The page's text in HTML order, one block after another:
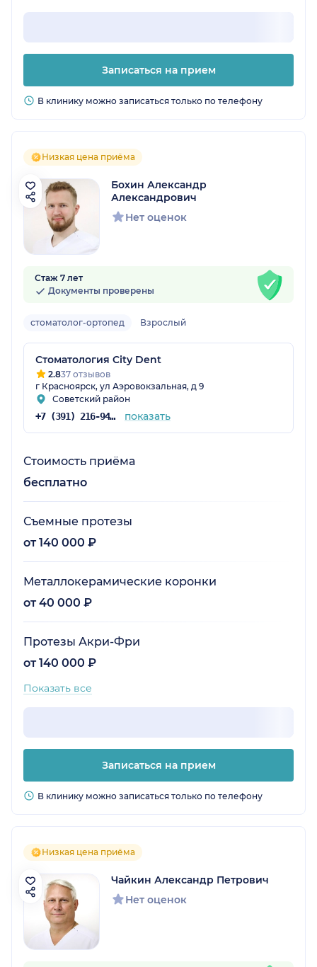
Записаться на прием
В клинику можно записаться только по телефону
Низкая цена приёма
Бохин Александр
Александрович
Нет оценок
Стаж 7 лет
Документы проверены
стоматолог-ортопед Взрослый
Стоматология City Dent
2.837 отзывов
г Красноярск, ул Аэровокзальная, д 9
Советский район
+7 (391) 216-94-37 показать
Стоимость приёма
бесплатно
Съемные протезы
от 140 000 ₽
Металлокерамические коронки
от 40 000 ₽
Протезы Акри-Фри
от 140 000 ₽
Показать все
Записаться на прием
В клинику можно записаться только по телефону
Низкая цена приёма
Чайкин Александр Петрович
Нет оценок